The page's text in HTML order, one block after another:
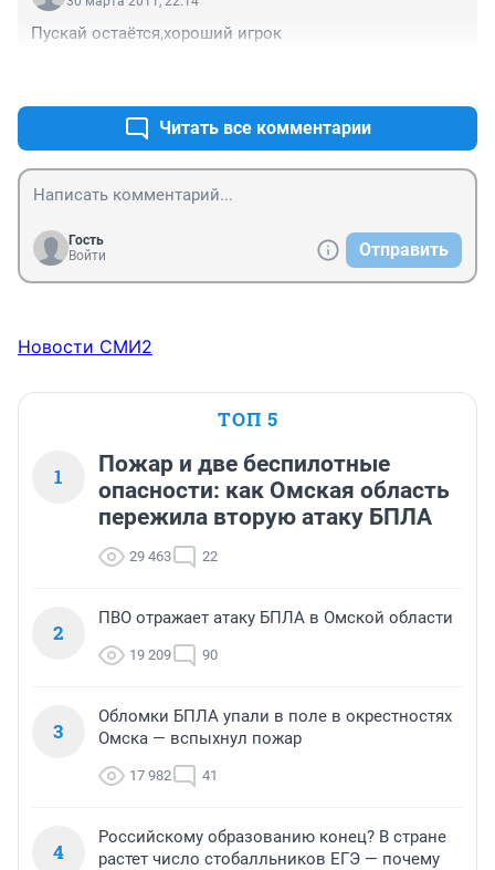
Пускай остаётся,хороший игрок
Читать все комментарии
Гость
Войти
Отправить
Новости СМИ2
ТОП 5
1
Пожар и две беспилотные
опасности: как Омская область
пережила вторую атаку БПЛА
29 463 22
2
ПВО отражает атаку БПЛА в Омской области
19 209 90
3
Обломки БПЛА упали в поле в окрестностях
Омска — вспыхнул пожар
17 982 41
4
Российскому образованию конец? В стране
растет число стобалльников ЕГЭ — почему